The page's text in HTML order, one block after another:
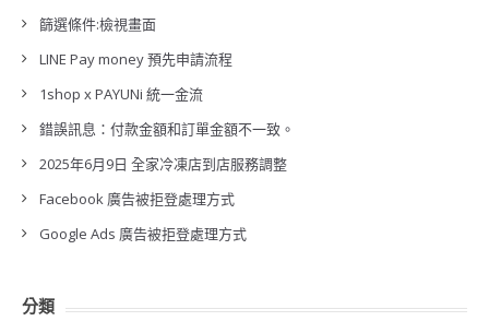
篩選條件:檢視畫面
LINE Pay money 預先申請流程
1shop x PAYUNi 統一金流
錯誤訊息：付款金額和訂單金額不一致。
2025年6月9日 全家冷凍店到店服務調整
Facebook 廣告被拒登處理方式
Google Ads 廣告被拒登處理方式
分類